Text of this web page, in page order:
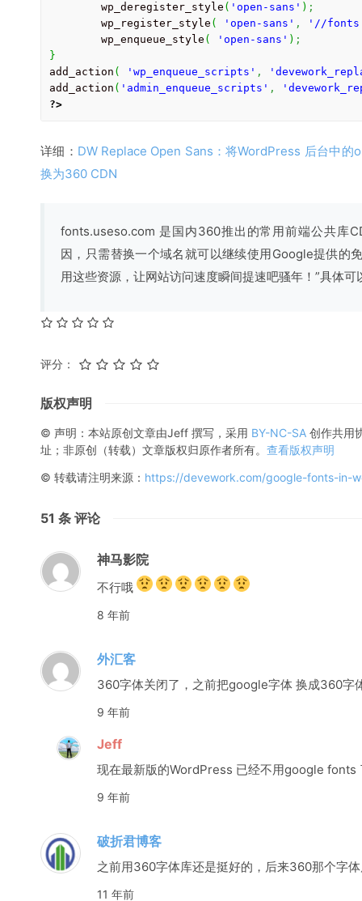
	wp_deregister_style
( 'open-sans' ) ;
	wp_register_style
( 'open-sans' ,
'//
	wp_enqueue_style
( 'open-sans' ) ;
}
add_action ( 'wp_enqueue_scripts' ,
add_action ( 'admin_enqueue_scripts' ,
?>
详细： DW Replace Open Sans：将WordPress 后台中
换为360 CDN
fonts.useso.com 是国内360推出的常用前端公共库
因，只需替换一个域名就可以继续使用Google提供的
用这些资源，让网站访问速度瞬间提速吧骚年！”具体
评分：
版权声明
© 声明：本站原创文章由Jeff 撰写，采用 BY-NC-SA 创作共用
址；非原创（转载）文章版权归原作者所有。 查看版权声明
© 转载请注明来源： https://devework.com/google-fonts-in-
51 条 评论
神马影院
不行哦
8 年前
外汇客
360字体关闭了，之前把google字体 换成360字
9 年前
Jeff
现在最新版的WordPress 已经不用google fonts
9 年前
破折君博客
之前用360字体库还是挺好的，后来360那个字
11 年前